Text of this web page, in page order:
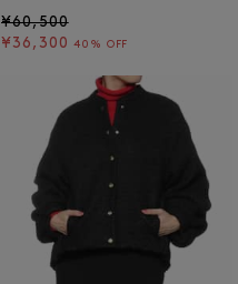
¥60,500
¥36,300 40% OFF